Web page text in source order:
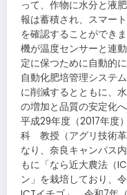
って、作物に水分と液
報は蓄積され、スマー
を確認することができ
機が温度センサーと連
定に保つために自動的
自動化肥培管理システ
に削減するとともに、
の増加と品質の安定化
平成29年度（2017年度
科 教授（アグリ技術革
なり、奈良キャンパス
もに「なら近大農法（
ン」を栽培しており、